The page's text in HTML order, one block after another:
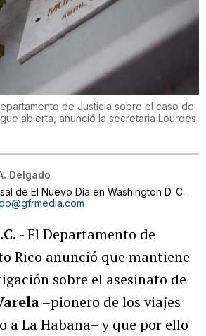
de Justicia sobre el caso de
abierta, anunció la secretaria Lourdes
Delgado
de El Nuevo Día en Washington D. C.
- El Departamento de
Rico anunció que mantiene
sobre el asesinato de
–pionero de los viajes
a La Habana– y que por ello